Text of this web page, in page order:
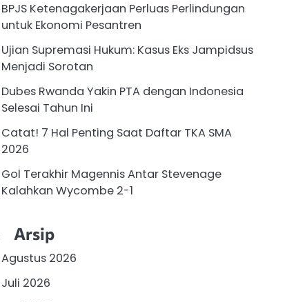
BPJS Ketenagakerjaan Perluas Perlindungan
untuk Ekonomi Pesantren
Ujian Supremasi Hukum: Kasus Eks Jampidsus
Menjadi Sorotan
Dubes Rwanda Yakin PTA dengan Indonesia
Selesai Tahun Ini
Catat! 7 Hal Penting Saat Daftar TKA SMA
2026
Gol Terakhir Magennis Antar Stevenage
Kalahkan Wycombe 2-1
Arsip
Agustus 2026
Juli 2026